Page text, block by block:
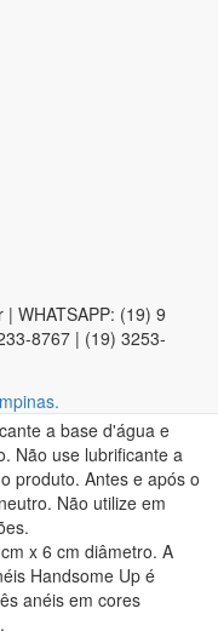
WHATSAPP: (19) 9
8767 | (19) 3253-
base de tamanho
que a sucção seja
com maior
no máximo 12
a base d'água e
Não use lubrificante a
produto. Antes e após o
Não utilize em
x 6 cm diâmetro. A
Handsome Up é
anéis em cores